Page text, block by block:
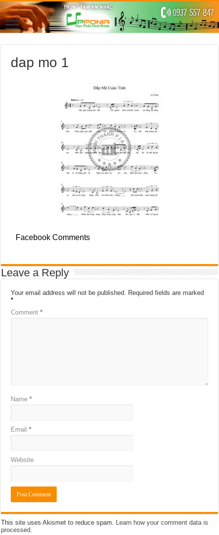
dap mo 1
Facebook Comments
Leave a Reply
Your email address will not be published.
Required fields are marked
*
Comment*
Name*
Email*
Website
This site uses Akismet to reduce spam.
Learn how your comment data is
processed